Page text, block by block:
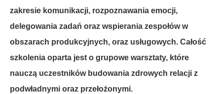
Case Study
Blog
zakresie komunikacji, rozpoznawania emocji,
delegowania zadań oraz wspierania zespołów w
obszarach produkcyjnych, oraz usługowych. Całość
szkolenia oparta jest o grupowe warsztaty, które
nauczą uczestników budowania zdrowych relacji z
podwładnymi oraz przełożonymi.